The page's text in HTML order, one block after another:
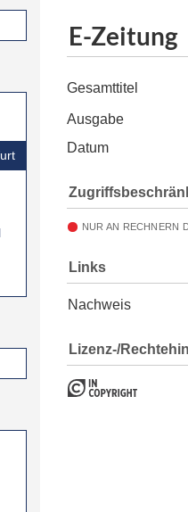
E-Zeitung
Gesamttitel
Ausgabe
Datum
NUR AN RECHNERN
Links
Nachweis
Lizenz-/